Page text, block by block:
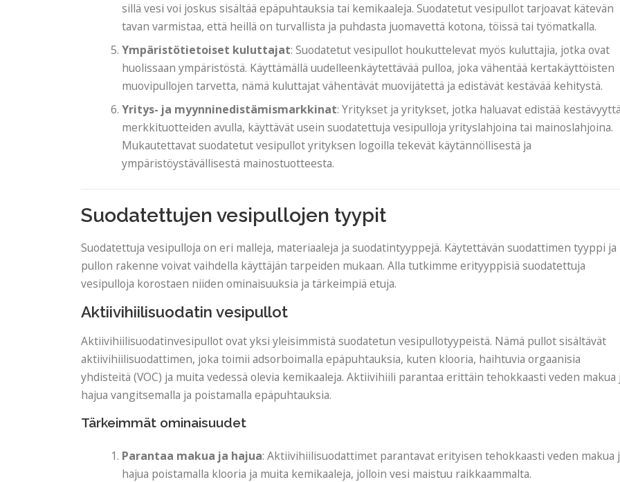
sillä vesi voi joskus sisältää epäpuhtauksia tai kemikaaleja. Suodatetut vesipullot tarjoavat kätevän
tavan varmistaa, että heillä on turvallista ja puhdasta juomavettä kotona, töissä tai työmatkalla.
Ympäristötietoiset kuluttajat: Suodatetut vesipullot houkuttelevat myös kuluttajia, jotka ovat
huolissaan ympäristöstä. Käyttämällä uudelleenkäytettävää pulloa, joka vähentää kertakäyttöisten
muovipullojen tarvetta, nämä kuluttajat vähentävät muovijätettä ja edistävät kestävää kehitystä.
Yritys- ja myynninedistämismarkkinat: Yritykset ja yritykset, jotka haluavat edistää kestävyyttä
merkkituotteiden avulla, käyttävät usein suodatettuja vesipulloja yrityslahjoina tai mainoslahjoina.
Mukautettavat suodatetut vesipullot yrityksen logoilla tekevät käytännöllisestä ja
ympäristöystävällisestä mainostuotteesta.
Suodatettujen vesipullojen tyypit
Suodatettuja vesipulloja on eri malleja, materiaaleja ja suodatintyyppejä. Käytettävän suodattimen tyyppi ja
pullon rakenne voivat vaihdella käyttäjän tarpeiden mukaan. Alla tutkimme erityyppisiä suodatettuja
vesipulloja korostaen niiden ominaisuuksia ja tärkeimpiä etuja.
Aktiivihiilisuodatin vesipullot
Aktiivihiilisuodatinvesipullot ovat yksi yleisimmistä suodatetun vesipullotyypeistä. Nämä pullot sisältävät
aktiivihiilisuodattimen, joka toimii adsorboimalla epäpuhtauksia, kuten klooria, haihtuvia orgaanisia
yhdisteitä (VOC) ja muita vedessä olevia kemikaaleja. Aktiivihiili parantaa erittäin tehokkaasti veden makua
hajua vangitsemalla ja poistamalla epäpuhtauksia.
Tärkeimmät ominaisuudet
Parantaa makua ja hajua: Aktiivihiilisuodattimet parantavat erityisen tehokkaasti veden makua
hajua poistamalla klooria ja muita kemikaaleja, jolloin vesi maistuu raikkaammalta.